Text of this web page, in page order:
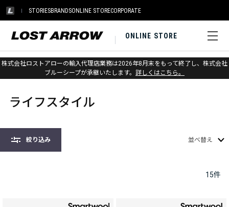
STORIESBRANDSONLINE STORECORPORATE
ONLINE STORE
株式会社ロストアローの輸入代理店業務は2026年8月末をもって終了し、株式会社
ブルーシープが承継いたします。 詳しくはこちら。
ホーム > ソックス > ライフスタイル
ライフスタイル
絞り込み 並べ替え
15件